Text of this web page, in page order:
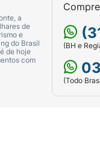
a
de
e
do Brasil
de hoje
com
(BH e
(Todo